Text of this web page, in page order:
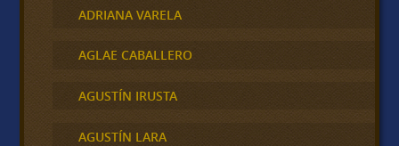
ADRIANA VARELA
AGLAE CABALLERO
AGUSTÍN IRUSTA
AGUSTÍN LARA